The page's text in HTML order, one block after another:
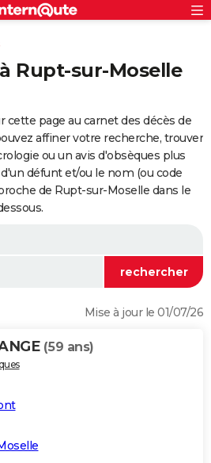
Rupt-sur-Moselle
page au carnet des décès de
affiner votre recherche, trouver
ou un avis d'obsèques plus
défunt et/ou le nom (ou code
de Rupt-sur-Moselle dans le
Mise à jour le 01/07/26
(59 ans)